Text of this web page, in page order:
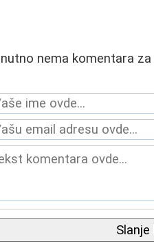
nema komentara za